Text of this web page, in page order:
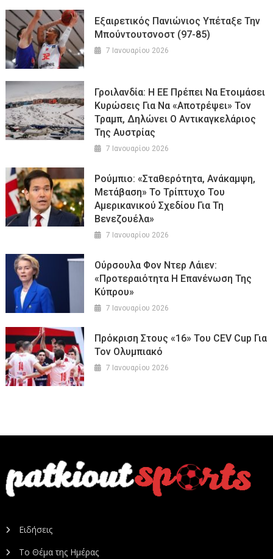
Εξαιρετικός Πανιώνιος Υπέταξε Την
Μπούντουτσνοστ (97-85)
7 Ιανουαρίου 2026
Γροιλανδία: Η ΕΕ Πρέπει Να Ετοιμάσει
Κυρώσεις Για Να «αποτρέψει» Τον
Τραμπ, Δηλώνει Ο Αντικαγκελάριος
Της Αυστρίας
7 Ιανουαρίου 2026
Ρούμπιο: «Σταθερότητα, Ανάκαμψη,
Μετάβαση» Το Τρίπτυχο Του
Αμερικανικού Σχεδίου Για Τη
Βενεζουέλα»
7 Ιανουαρίου 2026
Ούρσουλα Φον Ντερ Λάιεν:
«Προτεραιότητα Η Επανένωση Της
Κύπρου»
7 Ιανουαρίου 2026
Πρόκριση Στους «16» Του CEV Cup Για
Τον Ολυμπιακό
7 Ιανουαρίου 2026
Ειδήσεις
Το Θέμα της Ημέρας